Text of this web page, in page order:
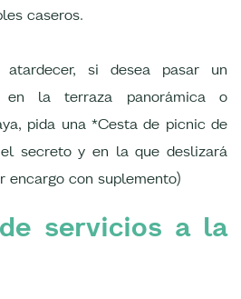
caseros.
si desea pasar un
en la terraza panorámica o
pida una *Cesta de picnic de
secreto y en la que deslizará
encargo con suplemento)
servicios a la